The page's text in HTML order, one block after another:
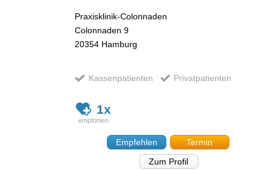
Praxisklinik-Colonnaden
Colonnaden 9
20354 Hamburg
Kassenpatienten Privatpatienten
1x
Empfehlen
Termin
Zum Profil